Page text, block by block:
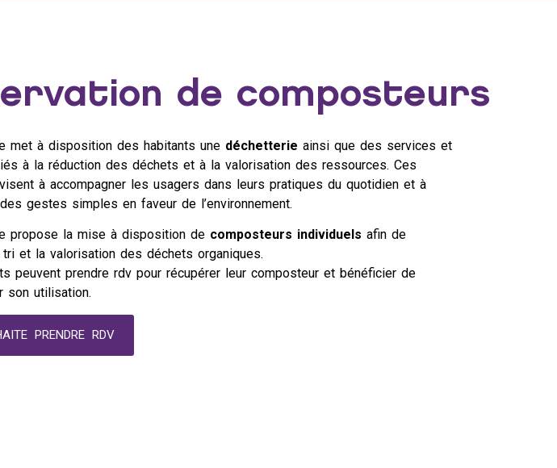
de composteurs
met à disposition des habitants une déchetterie ainsi que des services et
à la réduction des déchets et à la valorisation des ressources. Ces
à accompagner les usagers dans leurs pratiques du quotidien et à
gestes simples en faveur de l’environnement.
propose la mise à disposition de composteurs individuels afin de
et la valorisation des déchets organiques.
peuvent prendre rdv pour récupérer leur composteur et bénéficier de
son utilisation.
PRENDRE RDV